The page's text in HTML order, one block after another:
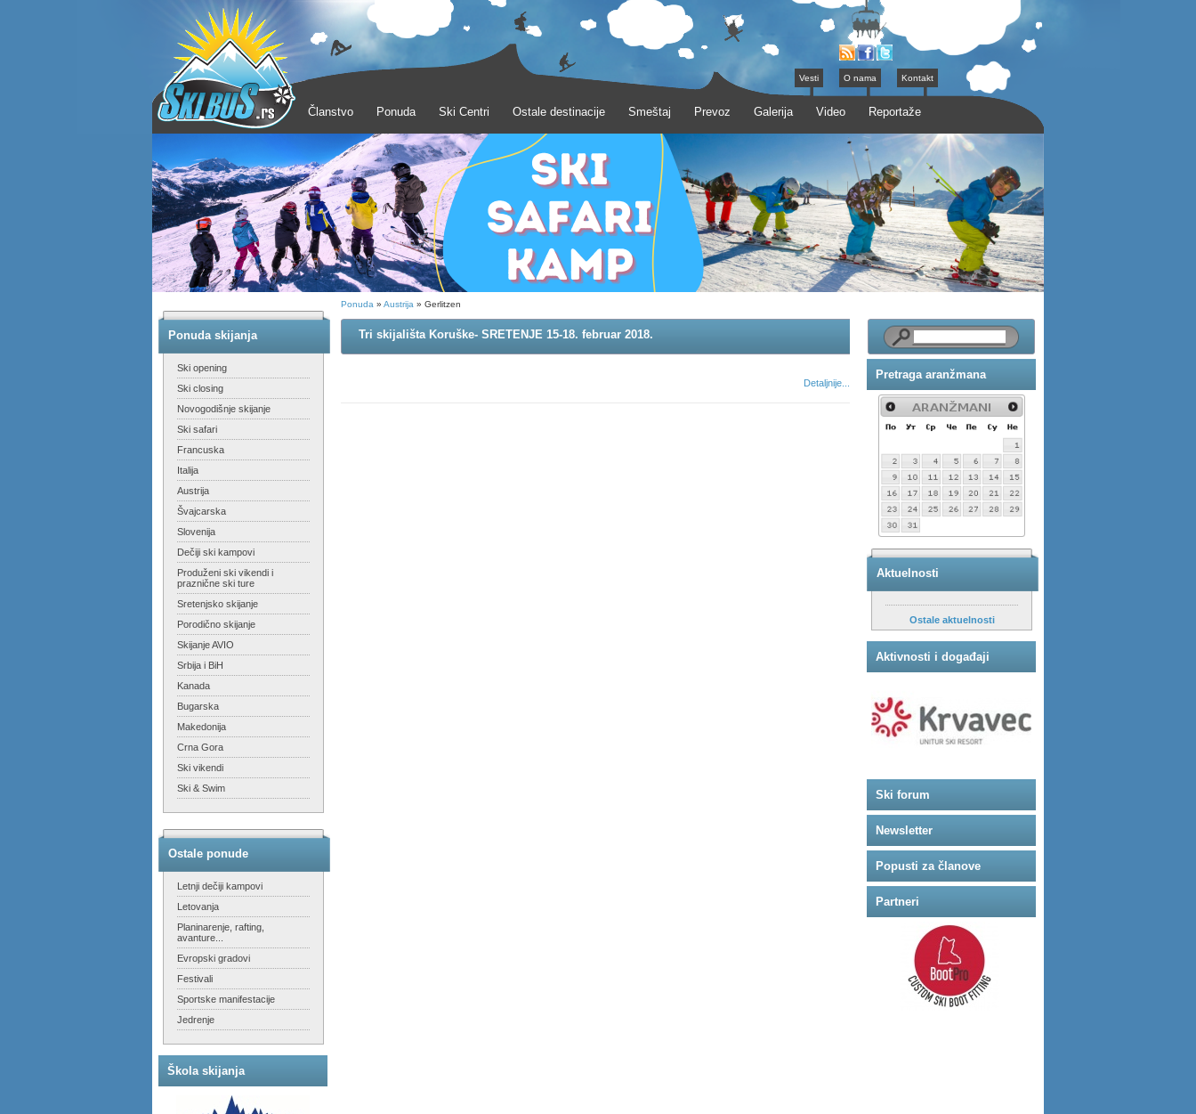
Vesti O nama Kontakt
Članstvo Ponuda Ski Centri Ostale destinacije Smeštaj Prevoz Galerija Video Reportaže
Ponuda skijanja
Ski opening
Ski closing
Novogodišnje skijanje
Ski safari
Francuska
Italija
Austrija
Švajcarska
Slovenija
Dečiji ski kampovi
Produženi ski vikendi i
praznične ski ture
Sretenjsko skijanje
Porodično skijanje
Skijanje AVIO
Srbija i BiH
Kanada
Bugarska
Makedonija
Crna Gora
Ski vikendi
Ski & Swim
Ostale ponude
Letnji dečiji kampovi
Letovanja
Planinarenje, rafting,
avanture...
Evropski gradovi
Festivali
Sportske manifestacije
Jedrenje
Škola skijanja
Ponuda » Austrija » Gerlitzen
Tri skijališta Koruške- SRETENJE 15-18. februar 2018.
Detaljnije...
Pretraga aranžmana
Aktuelnosti
Ostale aktuelnosti
Aktivnosti i događaji
Ski forum
Newsletter
Popusti za članove
Partneri